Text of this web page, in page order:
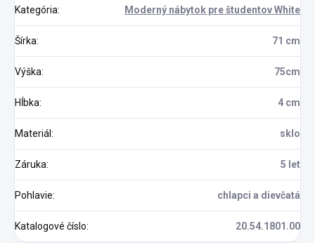
Kategória: Moderný nábytok pre študentov White
Šírka: 71 cm
Výška: 75cm
Hĺbka: 4 cm
Materiál : sklo
Záruka: 5 let
Pohlavie: chlapci a dievčatá
Katalogové číslo: 20.54.1801.00